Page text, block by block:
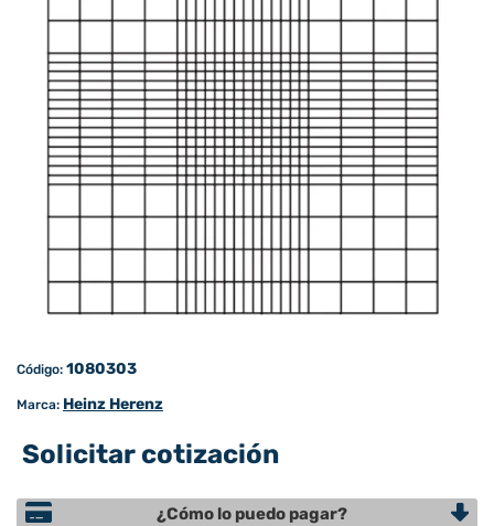
Código: 1080303
Marca: Heinz Herenz
Solicitar cotización
¿Cómo lo puedo pagar?